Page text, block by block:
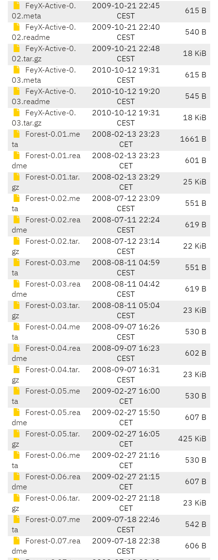
FeyX-Active-0.
02.meta
2009-10-21 22:45
CEST
615 B
FeyX-Active-0.
02.readme
2009-10-21 22:40
CEST
540 B
FeyX-Active-0.
02.tar.gz
2009-10-21 22:48
CEST
18 KiB
FeyX-Active-0.
03.meta
2010-10-12 19:31
CEST
615 B
FeyX-Active-0.
03.readme
2010-10-12 19:20
CEST
545 B
FeyX-Active-0.
03.tar.gz
2010-10-12 19:31
CEST
18 KiB
Forest-0.01.me
ta
2008-02-13 23:23
CET
1661 B
Forest-0.01.rea
dme
2008-02-13 23:23
CET
601 B
Forest-0.01.tar.
gz
2008-02-13 23:29
CET
25 KiB
Forest-0.02.me
ta
2008-07-12 23:09
CEST
551 B
Forest-0.02.rea
dme
2008-07-11 22:24
CEST
619 B
Forest-0.02.tar.
gz
2008-07-12 23:14
CEST
22 KiB
Forest-0.03.me
ta
2008-08-11 04:59
CEST
551 B
Forest-0.03.rea
dme
2008-08-11 04:42
CEST
619 B
Forest-0.03.tar.
gz
2008-08-11 05:04
CEST
23 KiB
Forest-0.04.me
ta
2008-09-07 16:26
CEST
530 B
Forest-0.04.rea
dme
2008-09-07 16:23
CEST
602 B
Forest-0.04.tar.
gz
2008-09-07 16:31
CEST
23 KiB
Forest-0.05.me
ta
2009-02-27 16:00
CET
530 B
Forest-0.05.rea
dme
2009-02-27 15:50
CET
607 B
Forest-0.05.tar.
gz
2009-02-27 16:05
CET
425 KiB
Forest-0.06.me
ta
2009-02-27 21:16
CET
530 B
Forest-0.06.rea
dme
2009-02-27 21:15
CET
607 B
Forest-0.06.tar.
gz
2009-02-27 21:18
CET
23 KiB
Forest-0.07.me
ta
2009-07-18 22:46
CEST
542 B
Forest-0.07.rea
dme
2009-07-18 22:38
CEST
606 B